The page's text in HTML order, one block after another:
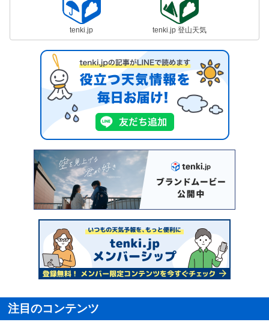
tenki.jp tenki.jp 登山天気
注目のコンテンツ